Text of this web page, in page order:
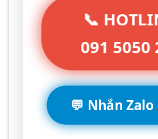
📞
091 5050
💬 Nhắn